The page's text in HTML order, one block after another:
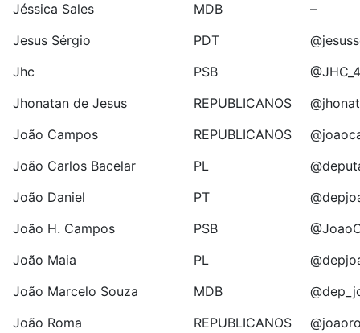
Jéssica Sales
MDB
–
Jesus Sérgio
PDT
Jhc
PSB
Jhonatan de Jesus
REPUBLICANOS
João Campos
REPUBLICANOS
João Carlos Bacelar
PL
João Daniel
PT
João H. Campos
PSB
João Maia
PL
João Marcelo Souza
MDB
João Roma
REPUBLICANOS